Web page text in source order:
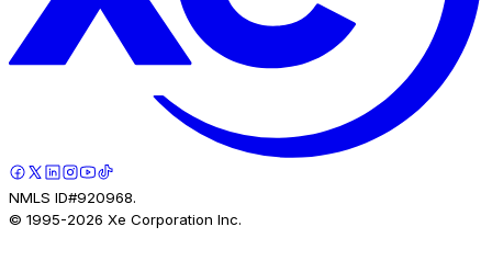
NMLS ID#920968.
© 1995-2026 Xe Corporation Inc.